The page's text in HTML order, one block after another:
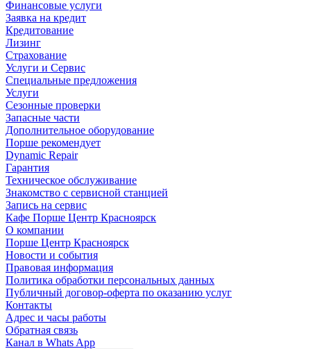
Финансовые услуги
Заявка на кредит
Кредитование
Лизинг
Страхование
Услуги и Сервис
Специальные предложения
Услуги
Сезонные проверки
Запасные части
Дополнительное оборудование
Порше рекомендует
Dynamic Repair
Гарантия
Техническое обслуживание
Знакомство с сервисной станцией
Запись на сервис
Кафе Порше Центр Красноярск
О компании
Порше Центр Красноярск
Новости и события
Правовая информация
Политика обработки персональных данных
Публичный договор-оферта по оказанию услуг
Контакты
Адрес и часы работы
Обратная связь
Канал в Whats App